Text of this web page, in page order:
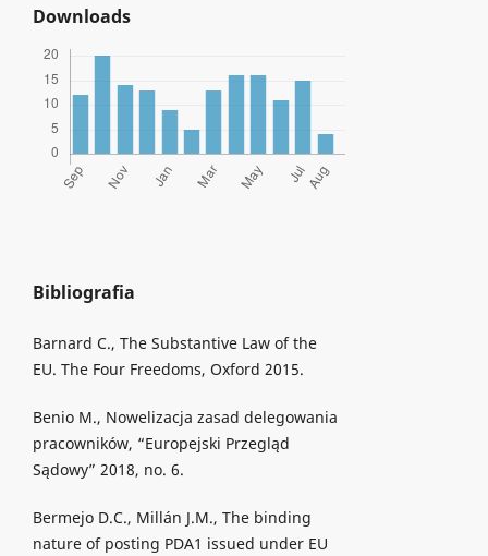
Downloads
Bibliografia
Barnard C., The Substantive Law of the
EU. The Four Freedoms, Oxford 2015.
Benio M., Nowelizacja zasad delegowania
pracowników, “Europejski Przegląd
Sądowy” 2018, no. 6.
Bermejo D.C., Millán J.M., The binding
nature of posting PDA1 issued under EU